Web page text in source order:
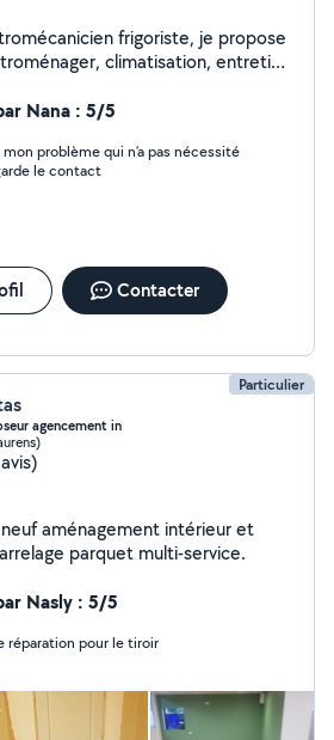
frigoriste, je propose
climatisation, entretien
après midi et week end. N'hésitez
Nana : 5/5
problème qui n’a pas nécessité
le contact
Contacter
Particulier
agencement in
aménagement intérieur et
parquet multi-service.
Nasly : 5/5
réparation pour le tiroir